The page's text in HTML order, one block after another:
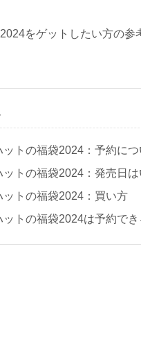
をゲットしたい方の参
ットの福袋2024：予約につ
ットの福袋2024：発売日
ットの福袋2024：買い方
ットの福袋2024は予約で